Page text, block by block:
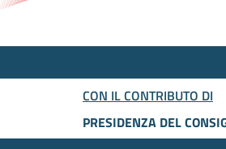
CON IL CONTRIBUTO DI
PRESIDENZA DEL